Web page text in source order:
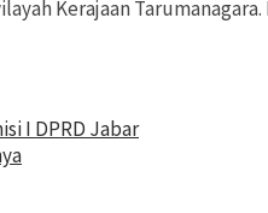
Kerajaan
I DPRD Jabar